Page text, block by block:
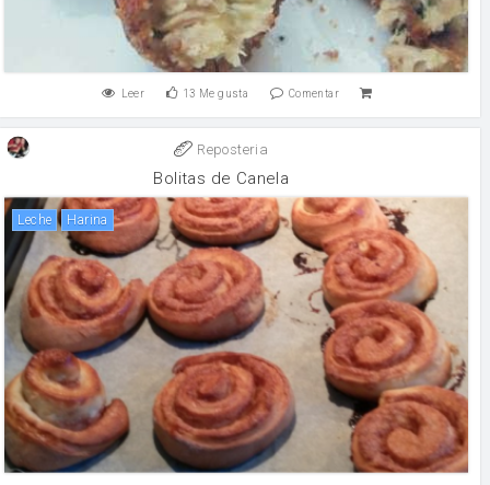
Leer 13 Me gusta Comentar
Reposteria
Bolitas de Canela
leche harina